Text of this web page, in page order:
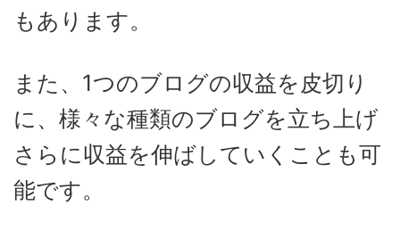
もあります。
また、1つのブログの収益を皮切り
に、様々な種類のブログを立ち上げ
さらに収益を伸ばしていくことも可
能です。